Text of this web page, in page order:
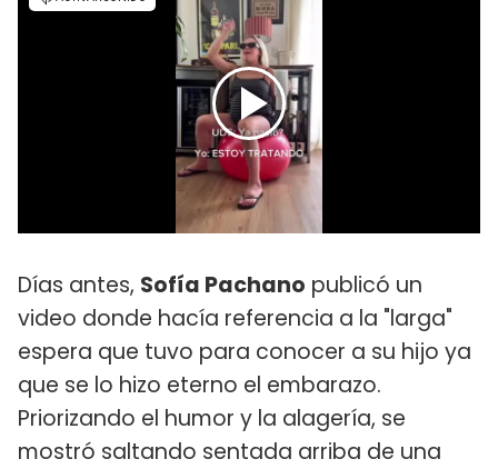
Días antes, Sofía Pachano publicó un
video donde hacía referencia a la "larga"
espera que tuvo para conocer a su hijo ya
que se lo hizo eterno el embarazo.
Priorizando el humor y la alagería, se
mostró saltando sentada arriba de una